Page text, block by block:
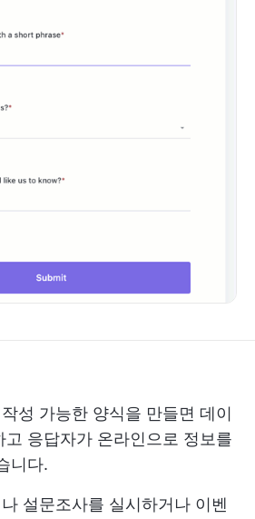
성 가능한 양식을 만들면 데이
고 응답자가 온라인으로 정보를
니다.
설문조사를 실시하거나 이벤